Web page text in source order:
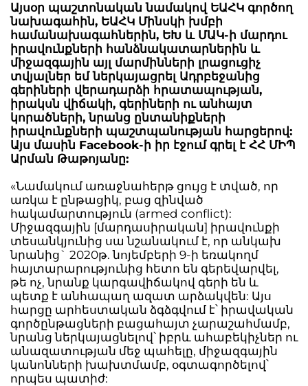
Այսօր պաշտոնական նամակով ԵԱՀԿ գործող
նախագահին, ԵԱՀԿ Մինսկի խմբի
համանախագահներին, ԵԽ և ՄԱԿ-ի մարդու
իրավունքների հանձնակատարներին և
միջազգային այլ մարմինների լրացուցիչ
տվյալներ եմ ներկայացրել Ադրբեջանից
գերիների վերադարձի հրատապության,
իրակսն վիճակի, գերիների ու անհայտ
կորածների, նրանց ընտանիքների
իրավունքների պաշտպանության հարցերով:
Այս մասին Facebook-ի իր էջում գրել է ՀՀ ՄԻՊ
Արման Թաթոյանը:
«Նամակում առաջնահերթ ցույց է տված, որ
առկա է ընթացիկ, բաց զինված
հակամարտություն (armed conflict):
Միջազգային [մարդասիրական] իրավունքի
տեսանկյունից սա նշանակում է, որ անկախ
նրանից` 2020թ. նոյեմբերի 9-ի եռակողմ
հայտարարությունից հետո են գերեվարվել,
թե ոչ, նրանք կարգավիճակով գերի են և
պետք է անհապաղ ազատ արձակվեն: Այս
հարցը արհեստական ձգձգվում է՝ իրավական
գործընթացների բացահայտ չարաշահմամբ,
նրանց ներկայացնելով՝ իբրև ահաբեկիչներ ու
անազատության մեջ պահելը, միջազգային
կանոնների խախտմամբ, օգտագործելով՝
որպես պատիժ: